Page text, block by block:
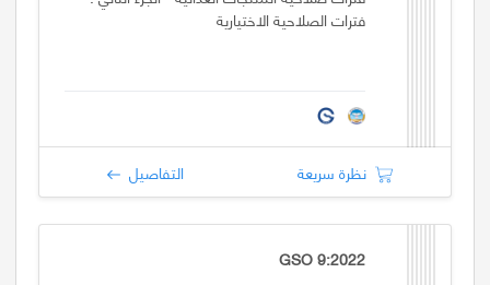
فترات الصلاحية الاختيارية
نظرة سريعة التفاصيل
GSO 9:2022